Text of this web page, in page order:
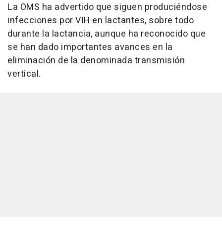
La OMS ha advertido que siguen produciéndose
infecciones por VIH en lactantes, sobre todo
durante la lactancia, aunque ha reconocido que
se han dado importantes avances en la
eliminación de la denominada transmisión
vertical.